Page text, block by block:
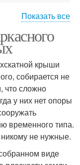
коньком
с навесом
Показать все
крыши
собирается не
что сложно
у них нет опоры
временного типа.
не нужные.
виде